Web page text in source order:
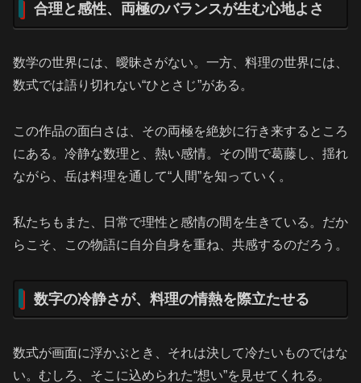
合理と感性、両極のバランスが生む心地よさ
数学の世界には、曖昧さがない。一方、料理の世界には、
数式では語り切れない“ひとさじ”がある。
この作品の面白さは、その両極を絶妙に行き来するところ
にある。冷静な数理と、熱い感情。その間で葛藤し、揺れ
ながら、岳は料理を通して“人間”を知っていく。
私たちもまた、日常で理性と感情の間を生きている。だか
らこそ、この物語に自分自身を重ね、共感するのだろう。
数字の冷静さが、料理の情熱を際立たせる
数式が画面に浮かぶとき、それは決して冷たいものではな
い。むしろ、そこに込められた“想い”を見せてくれる。